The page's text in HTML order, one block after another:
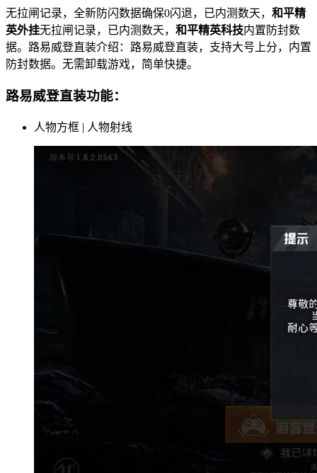
无拉闸记录，全新防闪数据确保0闪退，已内测数天， 和平精
英外挂无拉闸记录，已内测数天， 和平精英科技内置防封数
据。路易威登直装介绍：路易威登直装，支持大号上分，内置
防封数据。无需卸载游戏，简单快捷。
路易威登直装功能：
人物方框 | 人物射线